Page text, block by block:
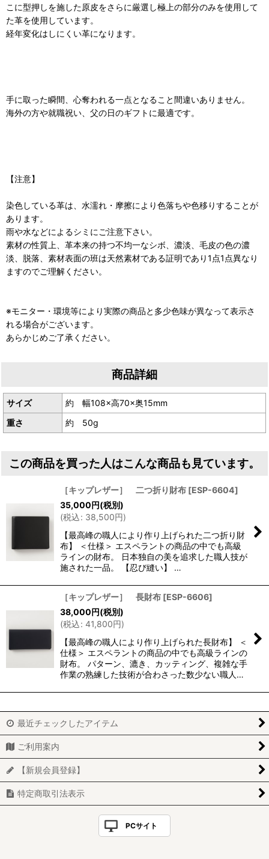
こに型押しを施した原皮をさらに厳選し極上の部分のみを使用して
た革を使用しています。
経年変化はしにくい革になります。
手に取った瞬間、心奪われる一点となること間違いありません。
海外の方や就職祝い、父の日のギフトに最適です。
【注意】
染色している革は、水濡れ・摩擦により色落ちや色移りすることが
あります。
雨や水などによるシミにご注意下さい。
素材の性質上、革本来の持つ不均一なシボ、濃淡、毛皮の色の濃
淡、脱落、素材表面の班は天然素材である証明であり1点1点異なり
ますのでご理解ください。
※モニター・環境等により実際の商品と多少色味が異なって表示さ
れる場合がございます。
あらかじめご了承ください。
商品詳細
サイズ
約 幅108×高70×奥15mm
重さ
約 50g
この商品を買った人はこんな商品も見ています。
［キップレザー］ 二つ折り財布 [ESP-6604]
35,000円(税別)
(税込: 38,500円)
【最高峰の職人により作り上げられた二つ折り財
布】 ＜仕様＞ エスペラントの商品の中でも高級
ラインの財布。 日本独自の美を追求した職人技が
施された一品。 【忍び縫い】 …
［キップレザー］ 長財布 [ESP-6606]
38,000円(税別)
(税込: 41,800円)
【最高峰の職人により作り上げられた長財布】 ＜
仕様＞ エスペラントの商品の中でも高級ラインの
財布。 パターン、漉き、カッティング、複雑な手
作業の熟練した技術が合わさった数少ない職人…
最近チェックしたアイテム
ご利用案内
【新規会員登録】
特定商取引法表示
PCサイト